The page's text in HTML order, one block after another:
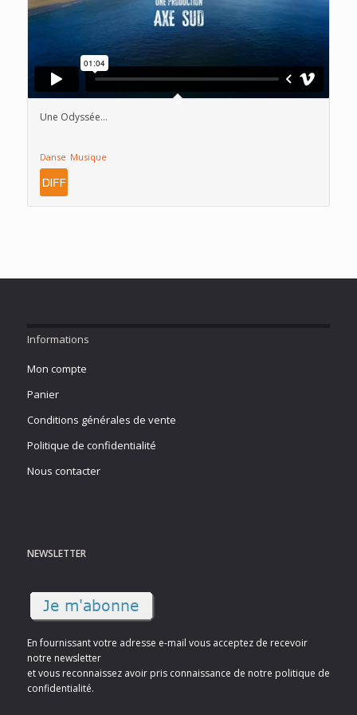
Une Odyssée…
Danse Musique
Informations
Mon compte
Panier
Conditions générales de vente
Politique de confidentialité
Nous contacter
NEWSLETTER
En fournissant votre adresse e-mail vous acceptez de recevoir
notre newsletter
et vous reconnaissez avoir pris connaissance de notre politique de
confidentialité.